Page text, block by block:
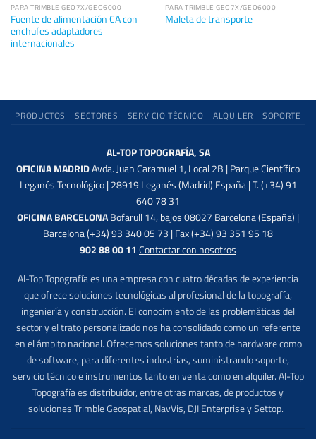
PARA TRIMBLE GEO7X/GEO6000
Fuente de alimentación CA con
enchufes adaptadores
internacionales
PARA TRIMBLE GEO7X/GEO6000
Maleta de transporte
PRODUCTOS SECTORES SERVICIO TÉCNICO ALQUILER SOPORTE
AL-TOP TOPOGRAFÍA, SA
OFICINA MADRIDAvda. Juan Caramuel 1, Local 2B | Parque Científico
Leganés Tecnológico | 28919 Leganés (Madrid) España | T. (+34) 91
640 78 31
OFICINA BARCELONABofarull 14, bajos 08027 Barcelona (España) |
Barcelona (+34) 93 340 05 73 | Fax (+34) 93 351 95 18
902 88 00 11 Contactar con nosotros
Al-Top Topografía es una empresa con cuatro décadas de experiencia
que ofrece soluciones tecnológicas al profesional de la topografía,
ingeniería y construcción. El conocimiento de las problemáticas del
sector y el trato personalizado nos ha consolidado como un referente
en el ámbito nacional. Ofrecemos soluciones tanto de hardware como
de software, para diferentes industrias, suministrando soporte,
servicio técnico e instrumentos tanto en venta como en alquiler. Al-Top
Topografía es distribuidor, entre otras marcas, de productos y
soluciones Trimble Geospatial, NavVis, DJI Enterprise y Settop.